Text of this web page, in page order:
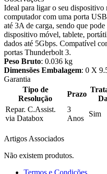
Ideal para ligar o seu
computador com uma porta
até 3A de carga, sendo que
dispositivo móvel, tablete,
dados até 5Gbps. Compatível
portas Thunderbolt 3.
Peso Bruto: 0.036 kg
Dimensões Embalagem: 0 X
Garantia
Tipo de
Resolução
Prazo
Repar. C.Assist.
via Databox
3
Anos
Sim
Artigos Associados
Não existem produtos.
Termos e Condições